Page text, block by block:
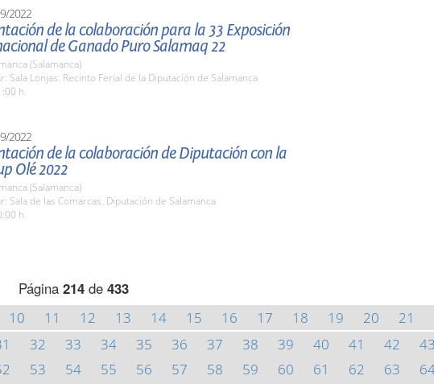
2022
de la colaboración para la 33 Exposición
de Ganado Puro Salamaq 22
(Salamanca)
Sala Lonjas. Recinto Ferial de la Diputación de Salamanca
h.
2022
de la colaboración de Diputación con la
Olé 2022
(Salamanca)
Sala de las Comarcas. Diputación de Salamanca
h.
Página 214de 433
10 11 12 13 14 15 16 17 18 19 20 21
32 33 34 35 36 37 38 39 40 41 42
43
53 54 55 56 57 58 59 60 61 62 63